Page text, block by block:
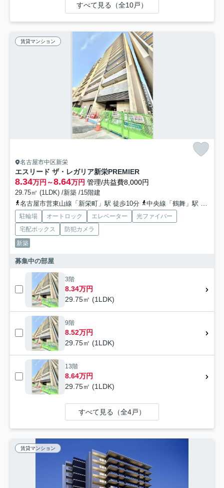
すべて見る（全10戸）
賃貸マンション
名古屋市中区新栄
エスリード ザ・レガリア新栄PREMIER
8.34万円～8.64万円 管理/共益費8,000円
29.75㎡ (1LDK) /新築 /15階建
名古屋市営東山線「新栄町」駅 徒歩10分
中央線「鶴舞」駅 徒歩10分
駐輪場 オートロック エレベーター
光ファイバー
宅配ボックス
防犯カメラ
新築
募集中の部屋
3階
8.34万円
29.75㎡ (1LDK)
9階
8.52万円
29.75㎡ (1LDK)
13階
8.64万円
29.75㎡ (1LDK)
すべて見る（全4戸）
賃貸マンション